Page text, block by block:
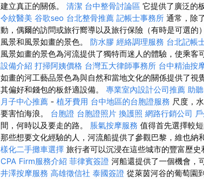
建立真正的關係。 清潔 台中整骨討論區 它提供了廣泛的
令紋醫美 谷歌seo 台北整骨推薦 記帳士事務所 通常，除
動，偶爾的訪問或旅行嚮導以及旅行保險（有時是可選的
風景和風景如畫的景色。 防水膠 經絡調理服務 台北記帳
風景如畫的景色為河流提供了獨特而迷人的體驗，使乘客
設備介紹 打掃阿姨價格 台灣五大律師事務所 台中精油按
如畫的河工藝品景色為與自然和當地文化的關係提供了視
其偏好和錢包的板舒適設備。 專業室內設計公司推薦 助
月子中心推薦 - 植牙費用 台中地區的台胞證服務 尺度，
要害怕海浪。 台胞證 台胞證照片 換護照 網路行銷公司
間，何時以及要走的路。 脹氣按摩服務 值得首先選擇較
那些想要文化經驗的人，河流船提供了參觀巴黎，維也納
樣化二手攤車選擇 旅行者可以沉浸在這些城市的豐富歷
CPA Firm服務介紹 菲律賓簽證 河船還提供了一個機會，
井澤按摩服務 高雄徵信社 泰國簽證 從萊茵河谷的葡萄園